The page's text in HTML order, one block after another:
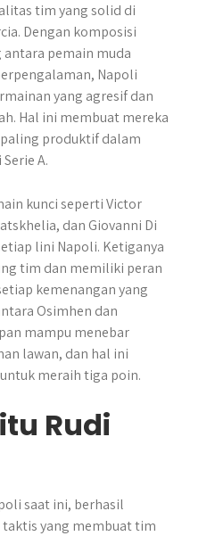
tim yang solid di
Dengan komposisi
pemain muda
Napoli
yang agresif dan
Hal ini membuat mereka
produktif dalam
A.
kunci seperti Victor
dan Giovanni Di
lini Napoli. Ketiganya
tim dan memiliki peran
kemenangan yang
Osimhen dan
mampu menebar
lawan, dan hal ini
meraih tiga poin.
Rudi
saat ini, berhasil
yang membuat tim